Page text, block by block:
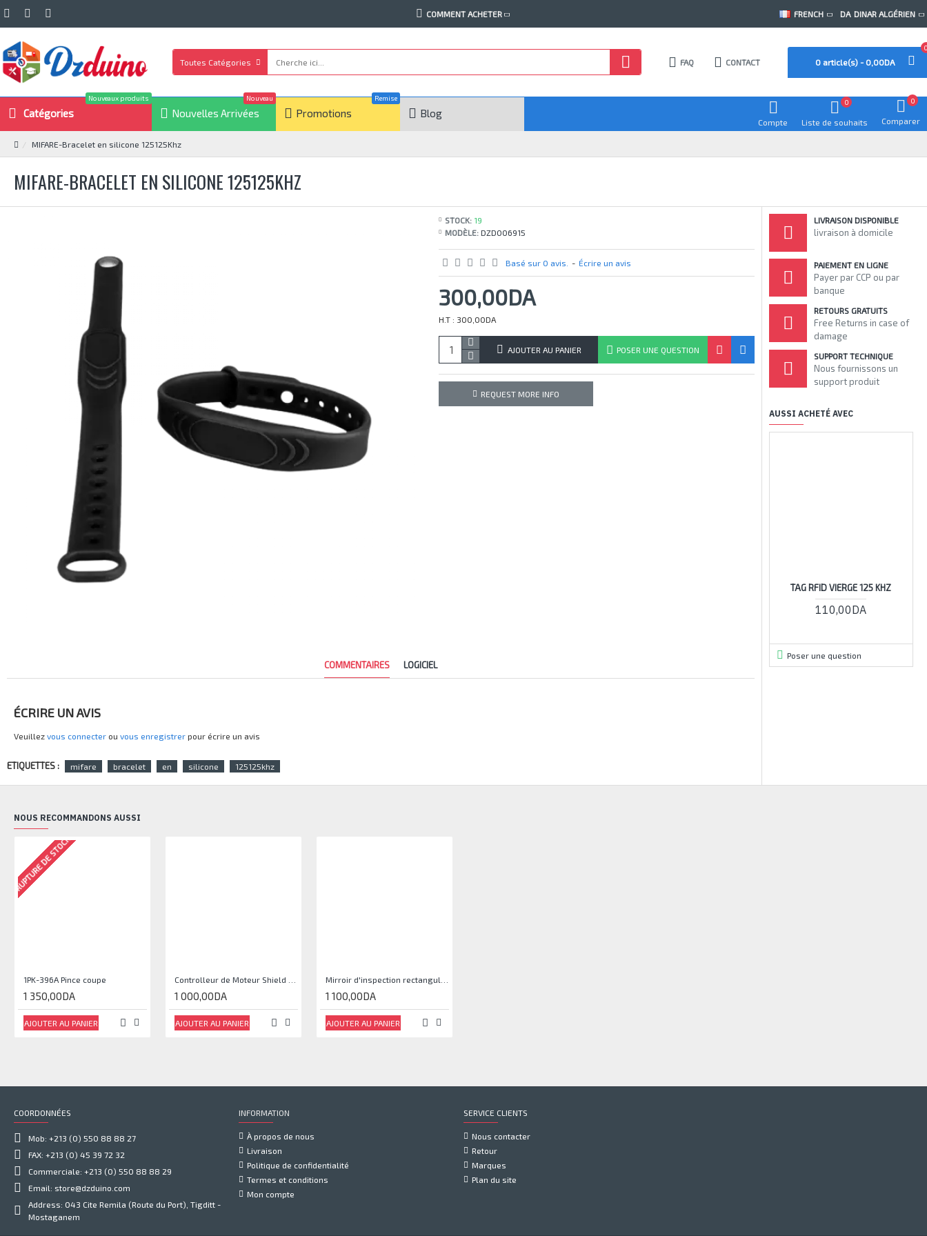
COMMENT ACHETER FRENCH DA DINAR ALGÉRIEN
Toutes Catégories FAQ CONTACT 0 article(s) - 0,00DA
Catégories
Nouveaux produits
Nouvelles Arrivées
Nouveau
Promotions
Remise
Blog
Compte Liste de souhaits
0
Comparer
0
MIFARE-Bracelet en silicone 125125Khz
MIFARE-BRACELET EN SILICONE 125125KHZ
STOCK: 19
MODÈLE: DZD006915
Basé sur 0 avis. - Écrire un avis
300,00DA
H.T : 300,00DA
AJOUTER AU PANIER POSER UNE QUESTION
REQUEST MORE INFO
COMMENTAIRES LOGICIEL
ÉCRIRE UN AVIS
Veuillez vous connecter ou vous enregistrer pour écrire un avis
ETIQUETTES : mifare bracelet en silicone 125125khz
LIVRAISON DISPONIBLE
livraison à domicile
PAIEMENT EN LIGNE
Payer par CCP ou par
banque
RETOURS GRATUITS
Free Returns in case of
damage
SUPPORT TECHNIQUE
Nous fournissons un
support produit
AUSSI ACHETÉ AVEC
TAG RFID VIERGE 125 KHZ
110,00DA
Poser une question
NOUS RECOMMANDONS AUSSI
RUPTURE DE STOCK
1PK-396A Pince coupe
1 350,00DA
AJOUTER AU PANIER
1 000,00DA
AJOUTER AU PANIER
1 100,00DA
AJOUTER AU PANIER
COORDONNÉES
Mob: +213 (0) 550 88 88 27
FAX: +213 (0) 45 39 72 32
Commerciale: +213 (0) 550 88 88 29
Email: store@dzduino.com
Address: 043 Cite Remila (Route du Port), Tigditt -
Mostaganem
INFORMATION
À propos de nous
Livraison
Politique de confidentialité
Termes et conditions
Mon compte
SERVICE CLIENTS
Nous contacter
Retour
Marques
Plan du site